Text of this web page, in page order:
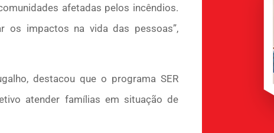
afetadas pelos incêndios.
os impactos na vida das pessoas”,
destacou que o programa SER
atender famílias em situação de